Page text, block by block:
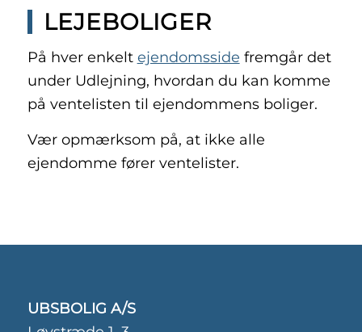
LEJEBOLIGER
På hver enkelt ejendomsside fremgår det
under Udlejning, hvordan du kan komme
på ventelisten til ejendommens boliger.
Vær opmærksom på, at ikke alle
ejendomme fører ventelister.
UBSBOLIG A/S